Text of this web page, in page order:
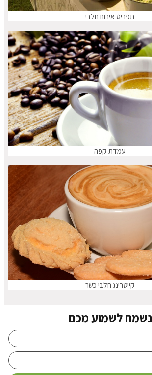
תפריט אירוח חלבי
עמדת קפה
קייטרינג חלבי כשר
נשמח לשמוע מכם